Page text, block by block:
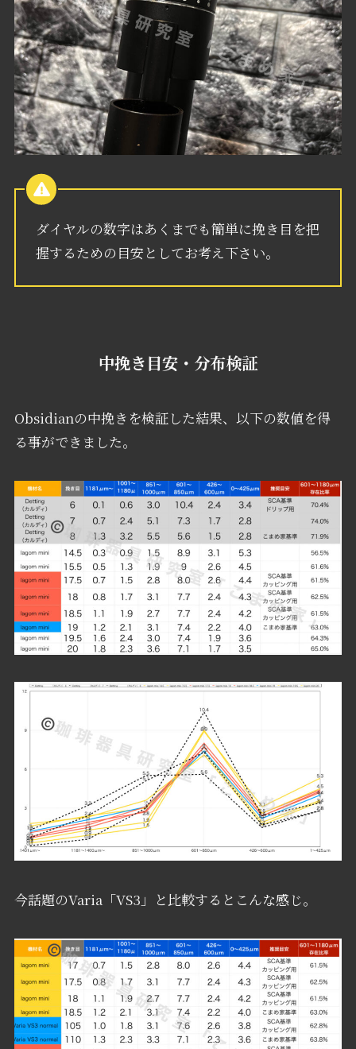
ダイヤルの数字はあくまでも簡単に挽き目を把
握するための目安としてお考え下さい。
中挽き目安・分布検証
Obsidianの中挽きを検証した結果、以下の数値を得
る事ができました。
今話題のVaria「VS3」と比較するとこんな感じ。